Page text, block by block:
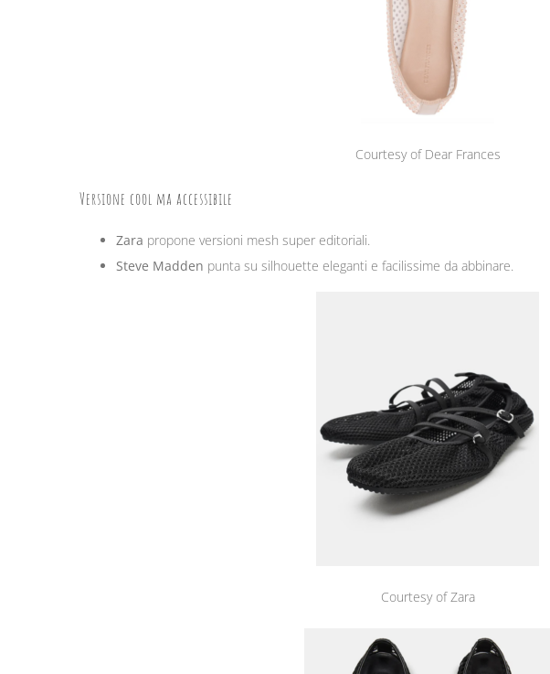
Courtesy of Dear Frances
Versione cool ma accessibile
Zara propone versioni mesh super editoriali.
Steve Madden punta su silhouette eleganti e facilissime da abbinare.
Courtesy of Zara